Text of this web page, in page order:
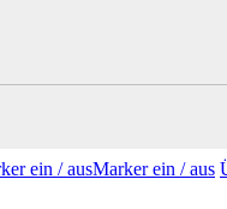
ein /ausMarkerein / aus